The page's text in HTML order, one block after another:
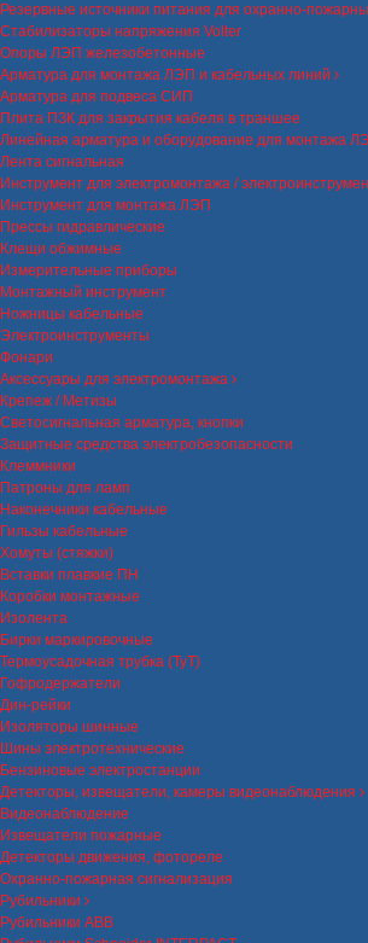
Резервные источники питания для охранно-
Стабилизаторы напряжения Volter
Опоры ЛЭП железобетонные
Арматура для монтажа ЛЭП и кабельных линий
Арматура для подвеса СИП
Плита ПЗК для закрытия кабеля в траншее
Линейная арматура и оборудование для монтажа
Лента сигнальная
Инструмент для электромонтажа /
Инструмент для монтажа ЛЭП
Прессы гидравлические
Клещи обжимные
Измерительные приборы
Монтажный инструмент
Ножницы кабельные
Электроинструменты
Фонари
Аксессуары для электромонтажа
Крепеж / Метизы
Светосигнальная арматура, кнопки
Защитные средства электробезопасности
Клеммники
Патроны для ламп
Наконечники кабельные
Гильзы кабельные
Хомуты (стяжки)
Вставки плавкие ПН
Коробки монтажные
Изолента
Бирки маркировочные
Термоусадочная трубка (ТуТ)
Гофродержатели
Дин-рейки
Изоляторы шинные
Шины электротехнические
Бензиновые электростанции
Детекторы, извещатели, камеры видеонаблюдения
Видеонаблюдение
Извещатели пожарные
Детекторы движения, фотореле
Охранно-пожарная сигнализация
Рубильники
Рубильники ABB